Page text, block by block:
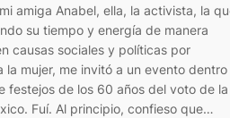
amiga Anabel, ella, la activista, la
su tiempo y energía de manera
causas sociales y políticas por
la mujer, me invitó a un evento dentro
festejos de los 60 años del voto de la
Fuí. Al principio, confieso que…